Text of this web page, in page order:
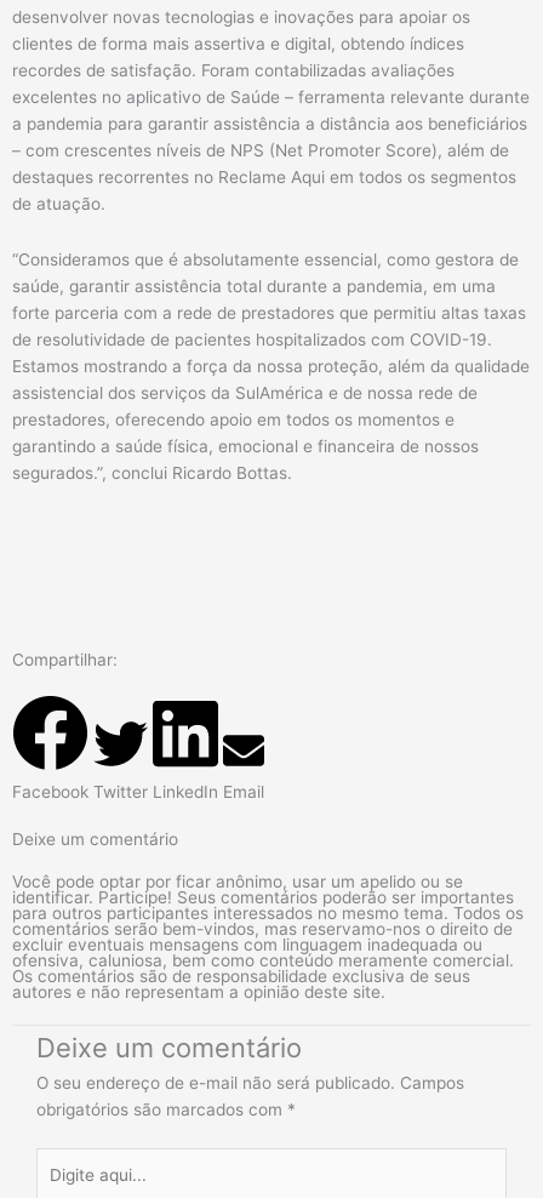
desenvolver novas tecnologias e inovações para apoiar os
clientes de forma mais assertiva e digital, obtendo índices
recordes de satisfação. Foram contabilizadas avaliações
excelentes no aplicativo de Saúde – ferramenta relevante durante
a pandemia para garantir assistência a distância aos beneficiários
– com crescentes níveis de NPS (Net Promoter Score), além de
destaques recorrentes no Reclame Aqui em todos os segmentos
de atuação.
“Consideramos que é absolutamente essencial, como gestora de
saúde, garantir assistência total durante a pandemia, em uma
forte parceria com a rede de prestadores que permitiu altas taxas
de resolutividade de pacientes hospitalizados com COVID-19.
Estamos mostrando a força da nossa proteção, além da qualidade
assistencial dos serviços da SulAmérica e de nossa rede de
prestadores, oferecendo apoio em todos os momentos e
garantindo a saúde física, emocional e financeira de nossos
segurados.”, conclui Ricardo Bottas.
Compartilhar:
Facebook Twitter LinkedIn Email
Deixe um comentário
Você pode optar por ficar anônimo, usar um apelido ou se
identificar. Participe! Seus comentários poderão ser importantes
para outros participantes interessados no mesmo tema. Todos os
comentários serão bem-vindos, mas reservamo-nos o direito de
excluir eventuais mensagens com linguagem inadequada ou
ofensiva, caluniosa, bem como conteúdo meramente comercial.
Os comentários são de responsabilidade exclusiva de seus
autores e não representam a opinião deste site.
Deixe um comentário
O seu endereço de e-mail não será publicado. Campos
obrigatórios são marcados com *
aqui...